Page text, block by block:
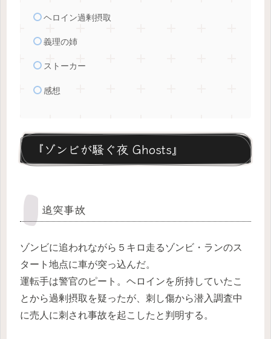
ヘロイン過剰摂取
義理の姉
ストーカー
感想
『ゾンビが騒ぐ夜 Ghosts』
追突事故
ゾンビに追われながら５キロ走るゾンビ・ランのス
タート地点に車が突っ込んだ。
運転手は警官のピート。ヘロインを所持していたこ
とから過剰摂取を疑ったが、刺し傷から潜入調査中
に売人に刺され事故を起こしたと判明する。